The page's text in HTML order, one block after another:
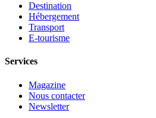
Destination
Hébergement
Transport
E-tourisme
Services
Magazine
Nous contacter
Newsletter